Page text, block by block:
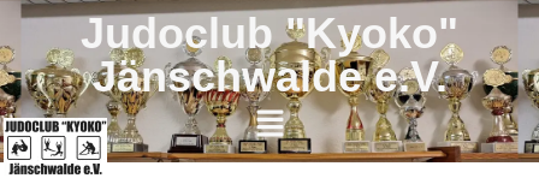
Judoclub "Kyoko"
Jänschwalde e.V.